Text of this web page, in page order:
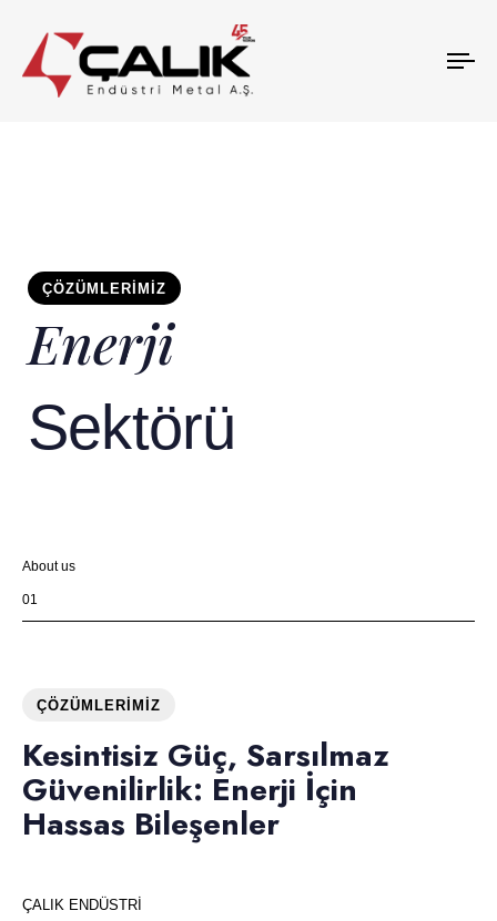
ÇÖZÜMLERIMIZ
Enerji
Sektörü
About us
01
ÇÖZÜMLERIMIZ
Kesintisiz Güç, Sarsılmaz
Güvenilirlik: Enerji İçin
Hassas Bileşenler
ÇALIK ENDÜSTRİ